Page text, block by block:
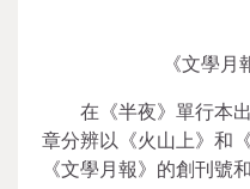
《文學
在《半夜》單行本
章分辨以《火山上》和
《文學月報》的創刊號